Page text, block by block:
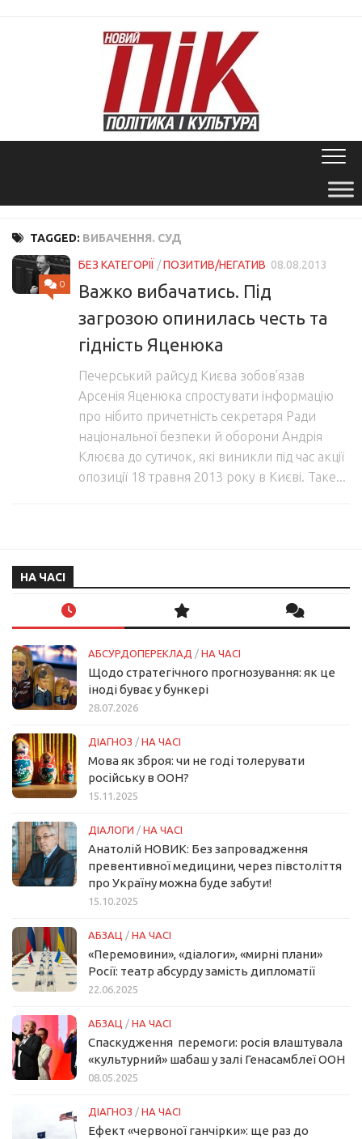
TAGGED: ВИБАЧЕННЯ. СУД
0
БЕЗ КАТЕГОРІЇ /ПОЗИТИВ/НЕГАТИВ 08.08.2013
Важко вибачатись. Під
загрозою опинилась честь та
гідність Яценюка
Печерський райсуд Києва зобов’язав
Арсенія Яценюка спростувати інформацію
про нібито причетність секретаря Ради
національної безпеки й оборони Андрія
Клюєва до сутичок, які виникли під час акції
опозиції 18 травня 2013 року в Києві. Таке...
НА ЧАСІ
АБСУРДОПЕРЕКЛАД / НА ЧАСІ
Щодо стратегічного прогнозування: як це
іноді буває у бункері
28.07.2026
ДІАГНОЗ / НА ЧАСІ
Мова як зброя: чи не годі толерувати
російську в ООН?
15.11.2025
ДІАЛОГИ / НА ЧАСІ
Анатолій НОВИК: Без запровадження
превентивної медицини, через півстоліття
про Україну можна буде забути!
15.10.2025
АБЗАЦ / НА ЧАСІ
«Перемовини», «діалоги», «мирні плани»
Росії: театр абсурду замість дипломатії
22.06.2025
АБЗАЦ / НА ЧАСІ
Спаскудження перемоги: росія влаштувала
«культурний» шабаш у залі Генасамблеї ООН
08.05.2025
ДІАГНОЗ / НА ЧАСІ
Ефект «червоної ганчірки»: ще раз до